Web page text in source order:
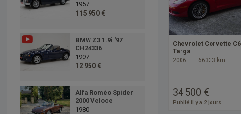
1957
115 950 €
BMW Z3 1.9i '97
CH24336
1997
12 950 €
Alfa Roméo Spider
2000 Veloce
1980
Chevrolet Corvette C6
Targa
2006 66333 km
34 500 €
Publié il y a 2 jours